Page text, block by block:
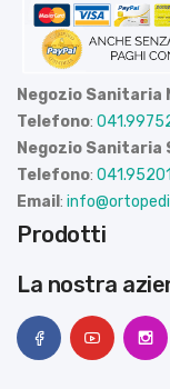
Negozio Sanitaria
Telefono:
Negozio Sanitaria
Telefono:
Email:
Prodotti
La nostra